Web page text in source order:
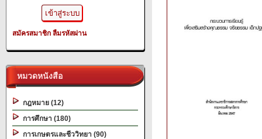
สมัครสมาชิก ลืมรหัสผ่าน
หมวดหนังสือ
กฎหมาย (12)
การศึกษา (180)
การเกษตรและชีววิทยา (90)